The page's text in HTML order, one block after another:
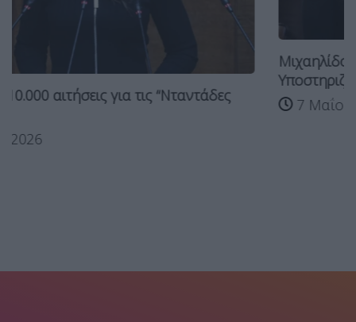
Μιχαηλίδου: Πάνω από 170 οι Στέγες
Υποστηριζόμενης...
7 Μαΐου, 2026